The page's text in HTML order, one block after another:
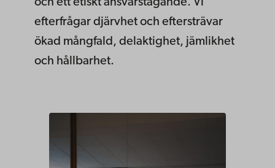
och ett etiskt ansvarstagande. Vi
efterfrågar djärvhet och eftersträvar
ökad mångfald, delaktighet, jämlikhet
och hållbarhet.
related